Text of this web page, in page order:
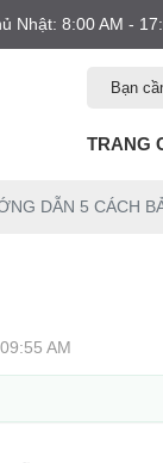
Nhật: 8:00 AM -
TRANG
DẪN 5 CÁCH
AM